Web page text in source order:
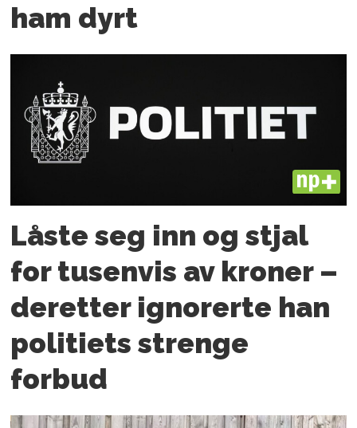
ham dyrt
PLUS
Låste seg inn og stjal
for tusenvis av kroner –
deretter ignorerte han
politiets strenge
forbud